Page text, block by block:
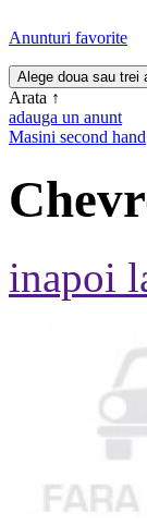
Anunturi favorite
Arata ↑
adauga un anunt
Masini second hand
inapoi